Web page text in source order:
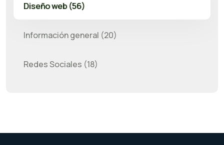
Diseño web (56)
Información general (20)
Redes Sociales (18)